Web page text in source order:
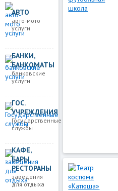
АВТО
авто-мото
услуги
БАНКИ,
БАНКОМАТЫ
банковские
услуги
ГОС.
УЧРЕЖДЕНИЯ
Государственные
службы
КАФЕ,
БАРЫ,
РЕСТОРАНЫ
заведения
для отдыха